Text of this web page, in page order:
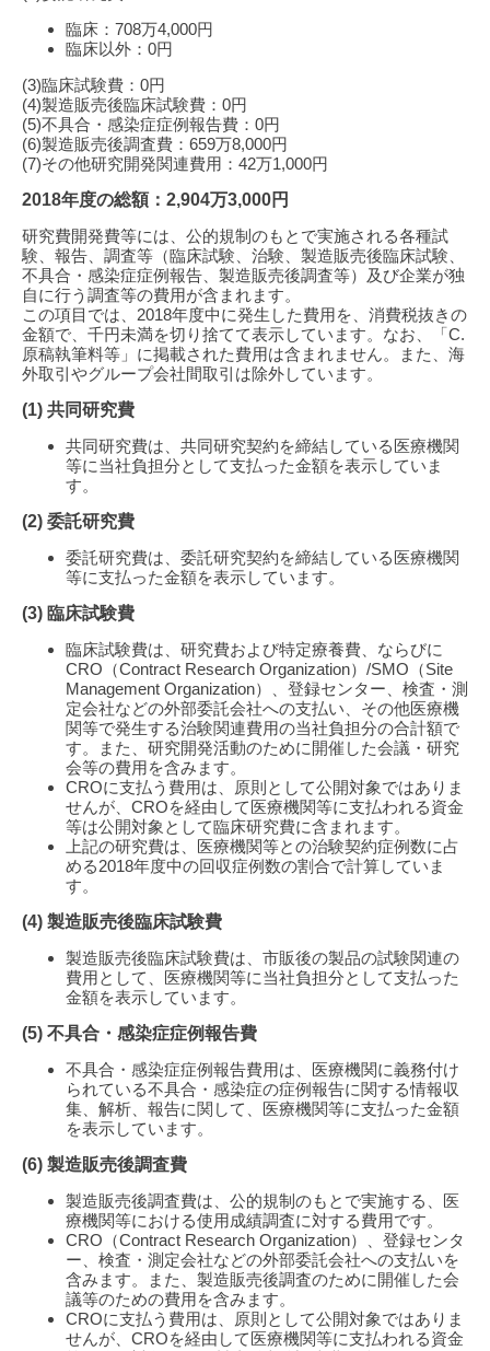
臨床：708万4,000円
臨床以外：0円
(3)臨床試験費：0円
(4)製造販売後臨床試験費：0円
(5)不具合・感染症症例報告費：0円
(6)製造販売後調査費：659万8,000円
(7)その他研究開発関連費用：42万1,000円
2018年度の総額：2,904万3,000円
研究費開発費等には、公的規制のもとで実施される各種試
験、報告、調査等（臨床試験、治験、製造販売後臨床試験、
不具合・感染症症例報告、製造販売後調査等）及び企業が独
自に行う調査等の費用が含まれます。
この項目では、2018年度中に発生した費用を、消費税抜きの
金額で、千円未満を切り捨てて表示しています。なお、「C.
原稿執筆料等」に掲載された費用は含まれません。また、海
外取引やグループ会社間取引は除外しています。
(1) 共同研究費
共同研究費は、共同研究契約を締結している医療機関
等に当社負担分として支払った金額を表示していま
す。
(2) 委託研究費
委託研究費は、委託研究契約を締結している医療機関
等に支払った金額を表示しています。
(3) 臨床試験費
臨床試験費は、研究費および特定療養費、ならびに
CRO（Contract Research Organization）/SMO（Site
Management Organization）、登録センター、検査・測
定会社などの外部委託会社への支払い、その他医療機
関等で発生する治験関連費用の当社負担分の合計額で
す。また、研究開発活動のために開催した会議・研究
会等の費用を含みます。
CROに支払う費用は、原則として公開対象ではありま
せんが、CROを経由して医療機関等に支払われる資金
等は公開対象として臨床研究費に含まれます。
上記の研究費は、医療機関等との治験契約症例数に占
める2018年度中の回収症例数の割合で計算していま
す。
(4) 製造販売後臨床試験費
製造販売後臨床試験費は、市販後の製品の試験関連の
費用として、医療機関等に当社負担分として支払った
金額を表示しています。
(5) 不具合・感染症症例報告費
不具合・感染症症例報告費用は、医療機関に義務付け
られている不具合・感染症の症例報告に関する情報収
集、解析、報告に関して、医療機関等に支払った金額
を表示しています。
(6) 製造販売後調査費
製造販売後調査費は、公的規制のもとで実施する、医
療機関等における使用成績調査に対する費用です。
CRO（Contract Research Organization）、登録センタ
ー、検査・測定会社などの外部委託会社への支払いを
含みます。また、製造販売後調査のために開催した会
議等のための費用を含みます。
CROに支払う費用は、原則として公開対象ではありま
せんが、CROを経由して医療機関等に支払われる資金